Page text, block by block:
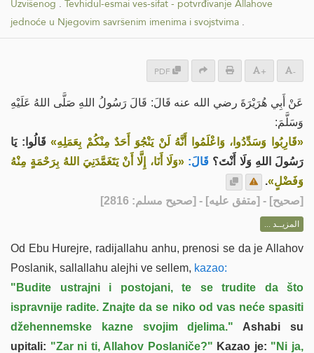
Uzvišenog . Tevhidul-esmai ves-sifat - potvrđivanje Allahove
jednoće u Njegovim savršenim imenima i svojstvima .
PDF + -
عَنْ أَبِي هُرَيْرَةَ رضي الله عنه قَالَ: قَالَ رَسُولُ اللهِ صَلَّى اللهُ عَلَيْهِ
وَسَلَّمَ:
«قَارِبُوا وَسَدِّدُوا، وَاعْلَمُوا أَنَّهُ لَنْ يَنْجُوَ أَحَدٌ مِنْكُمْ بِعَمَلِهِ»قَالُوا: يَا
رَسُولَ اللهِ وَلَا أَنْتَ؟ قَالَ: «وَلَا أَنَا، إِلَّا أَنْ يَتَغَمَّدَنِيَ اللهُ بِرَحْمَةٍ مِنْهُ
وَفَضْلٍ».
[صحيح] - [متفق عليه] - [صحيح مسلم: 2816]
المزيــد ...
Od Ebu Hurejre, radijallahu anhu, prenosi se da je Allahov
Poslanik, sallallahu alejhi ve sellem, kazao:
"Budite ustrajni i postojani, te se trudite da što
ispravnije radite. Znajte da se niko od vas neće spasiti
džehennemske kazne svojim djelima." Ashabi su
upitali: "Zar ni ti, Allahov Poslaniče?" Kazao je: "Ni ja,